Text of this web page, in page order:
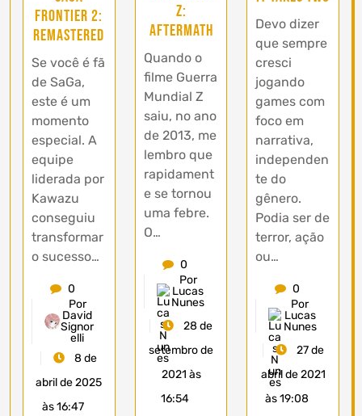
Frontier 2:
Remastered
Se você é fã
de SaGa,
este é um
momento
especial. A
equipe
liderada por
Kawazu
conseguiu
transformar
o sucesso…
0
Por
David
Signor
elli
8 de
abril de 2025
às 16:47
Z:
Aftermath
Quando o
filme Guerra
Mundial Z
saiu, no ano
de 2013, me
lembro que
rapidament
e se tornou
uma febre.
O…
0
Por
Lucas
Nunes
28 de
setembro de
2021 às
16:54
Devo dizer
que sempre
cresci
jogando
games com
foco em
narrativa,
independen
te do
gênero.
Podia ser de
terror, ação
ou…
0
Por
Lucas
Nunes
27 de
abril de 2021
às 19:08